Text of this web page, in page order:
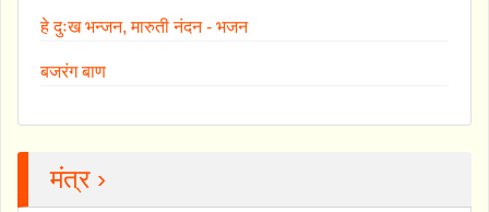
हे दुःख भन्जन, मारुती नंदन - भजन
बजरंग बाण
मंत्र ›